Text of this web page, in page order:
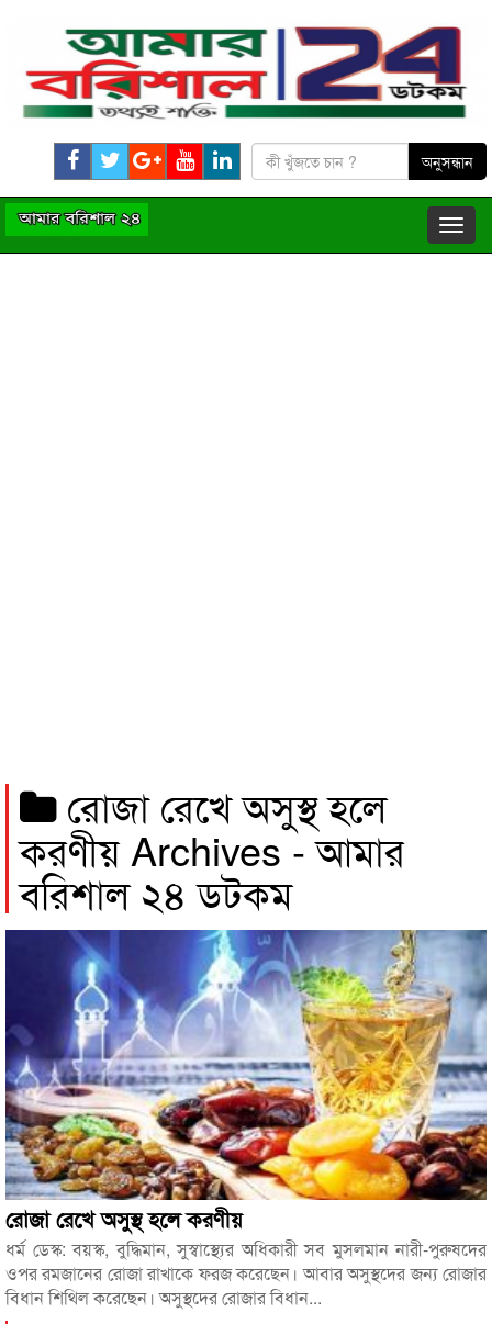
রোজা রেখে অসুস্থ হলে
করণীয় Archives - আমার
বরিশাল ২৪ ডটকম
রোজা রেখে অসুস্থ হলে করণীয়
ধর্ম ডেস্ক: বয়স্ক, বুদ্ধিমান, সুস্বাস্থ্যের অধিকারী সব মুসলমান নারী-পুরুষদের
ওপর রমজানের রোজা রাখাকে ফরজ করেছেন। আবার অসুস্থদের জন্য রোজার
বিধান শিথিল করেছেন। অসুস্থদের রোজার বিধান...